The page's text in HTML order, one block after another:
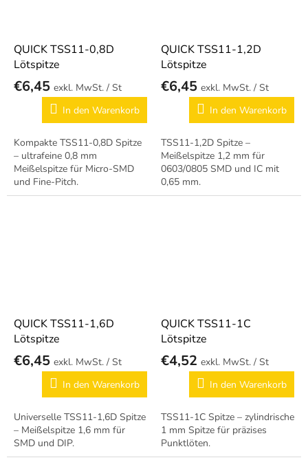
QUICK TSS11-0,8D
Lötspitze
€6,45
/ St
In den Warenkorb
Kompakte TSS11-0,8D Spitze
– ultrafeine 0,8 mm
Meißelspitze für Micro-SMD
und Fine-Pitch.
QUICK TSS11-1,2D
Lötspitze
€6,45
/ St
In den Warenkorb
TSS11-1,2D Spitze –
Meißelspitze 1,2 mm für
0603/0805 SMD und IC mit
0,65 mm.
QUICK TSS11-1,6D
Lötspitze
€6,45
/ St
In den Warenkorb
Universelle TSS11-1,6D Spitze
– Meißelspitze 1,6 mm für
SMD und DIP.
QUICK TSS11-1C
Lötspitze
€4,52
/ St
In den Warenkorb
TSS11-1C Spitze – zylindrische
1 mm Spitze für präzises
Punktlöten.